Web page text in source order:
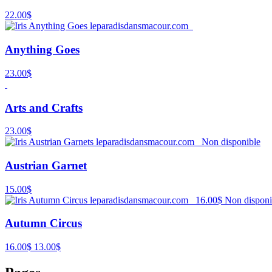
22.00$
Anything Goes
23.00$
Arts and Crafts
23.00$
Non disponible
Austrian Garnet
15.00$
16.00$ Non
Autumn Circus
16.00$ 13.00$